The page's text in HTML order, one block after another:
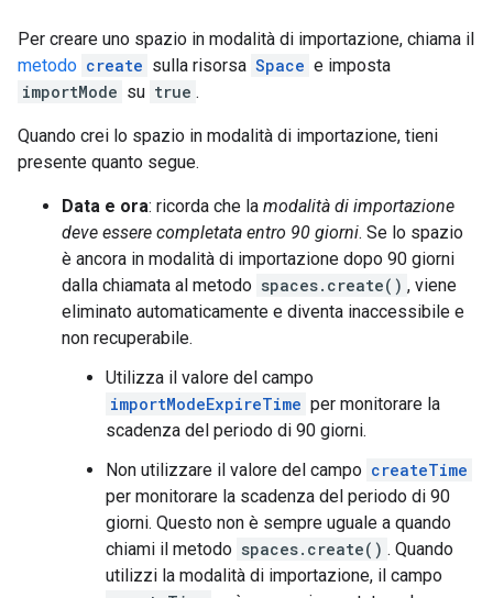
Per creare uno spazio in modalità di importazione, chiama il
metodo create sulla risorsa Space e imposta
importMode su true .
Quando crei lo spazio in modalità di importazione, tieni
presente quanto segue.
Data e ora: ricorda che la modalità di importazione
deve essere completata entro 90 giorni. Se lo spazio
è ancora in modalità di importazione dopo 90 giorni
dalla chiamata al metodo spaces.create() , viene
eliminato automaticamente e diventa inaccessibile e
non recuperabile.
Utilizza il valore del campo
importModeExpireTime per monitorare la
scadenza del periodo di 90 giorni.
Non utilizzare il valore del campo createTime
per monitorare la scadenza del periodo di 90
giorni. Questo non è sempre uguale a quando
chiami il metodo spaces.create() . Quando
utilizzi la modalità di importazione, il campo